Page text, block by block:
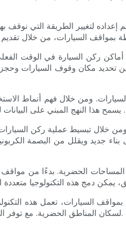
ركن السيارة في الوقت
لسكان المناطق الحضرية. مع توفر المزيد من الوقت وتقليل القلق، يمكن للأفراد الاستمتاع بتجربة حضرية أكثر استرخاءً وإمتاعًا.